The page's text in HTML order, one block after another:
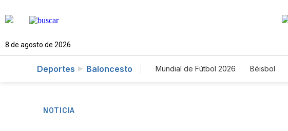
8 de agosto de 2026
Deportes Baloncesto Mundial de Fútbol 2026 Béisbol
NOTICIA